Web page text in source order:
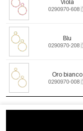
Viola
0290970-608
Blu
0290970-208
Oro bianco
0290970-008